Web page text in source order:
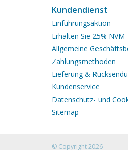
Kundendienst
Einführungsaktion
Erhalten Sie 25%
Allgemeine
Zahlungsmethoden
Lieferung &
Kundenservice
Datenschutz- und
Sitemap
© Copyright 2026